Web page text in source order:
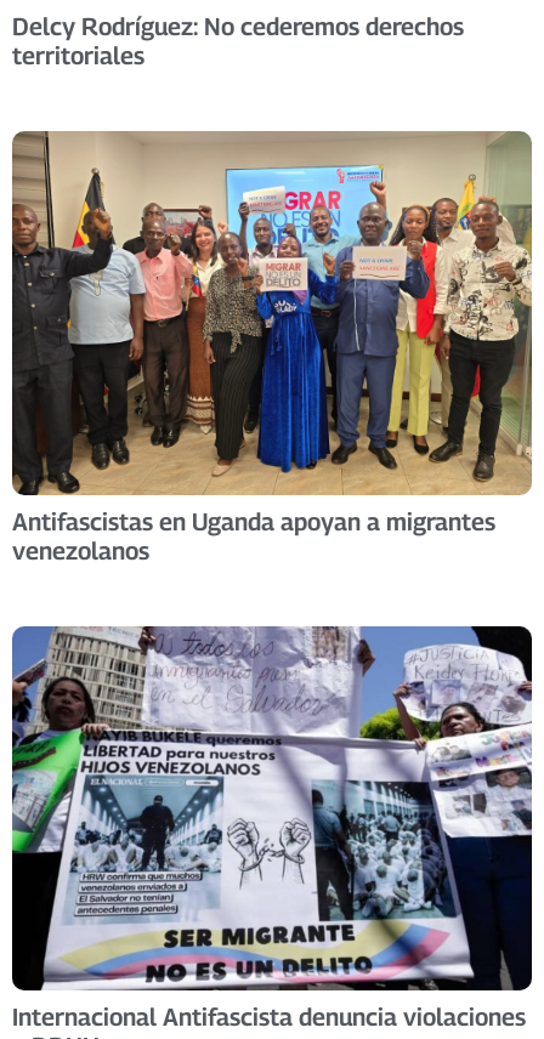
Delcy Rodríguez: No cederemos derechos
territoriales
Antifascistas en Uganda apoyan a migrantes
venezolanos
Internacional Antifascista denuncia violaciones